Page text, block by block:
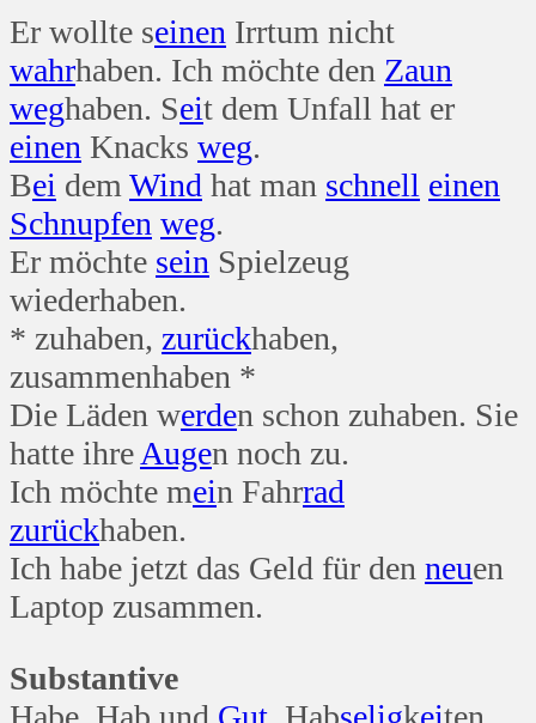
Er wollte seinen Irrtum nicht
wahrhaben. Ich möchte den Zaun
weghaben. Seit dem Unfall hat er
einen Knacks weg.
Bei dem Wind hat man schnell einen
Schnupfen weg.
Er möchte sein Spielzeug
wiederhaben.
* zuhaben, zurückhaben,
zusammenhaben *
Die Läden werden schon zuhaben. Sie
hatte ihre Augen noch zu.
Ich möchte mein Fahrrad
zurückhaben.
Ich habe jetzt das Geld für den neuen
Laptop zusammen.
Substantive